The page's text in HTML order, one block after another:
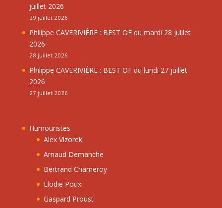
juillet 2026
29 juillet 2026
Philippe CAVERIVIÈRE : BEST OF du mardi 28 juillet
2026
28 juillet 2026
Philippe CAVERIVIÈRE : BEST OF du lundi 27 juillet
2026
27 juillet 2026
Humouristes
Alex Vizorek
Arnaud Demanche
Bertrand Chameroy
Elodie Poux
Gaspard Proust